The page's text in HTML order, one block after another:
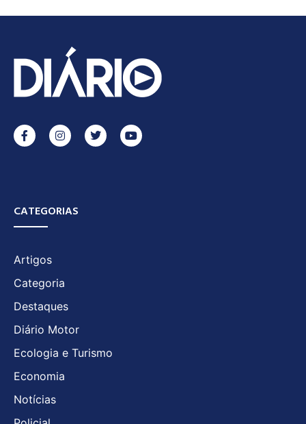
CATEGORIAS
Artigos
Categoria
Destaques
Diário Motor
Ecologia e Turismo
Economia
Notícias